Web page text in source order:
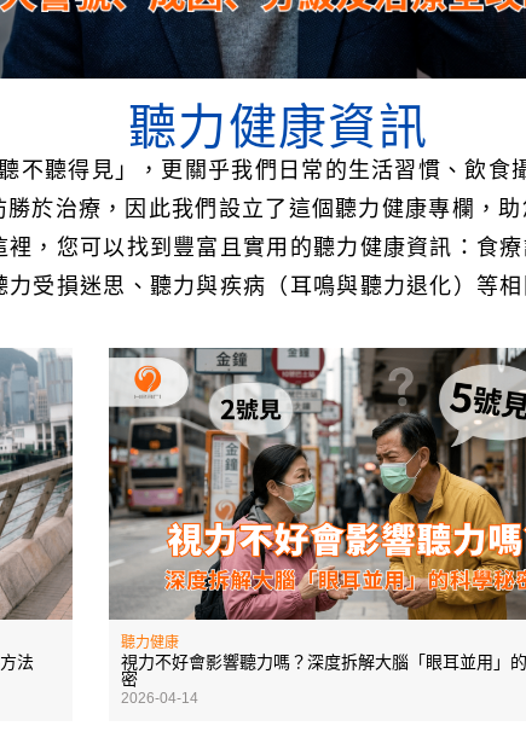
聽力健康資訊
不聽得見」，更關乎我們日常的生活習慣、飲食
於治療，因此我們設立了這個聽力健康專欄，助
裡，您可以找到豐富且實用的聽力健康資訊：食療
力受損迷思、聽力與疾病（耳鳴與聽力退化）等相
法
聽力健康
視力不好會影響聽力嗎？深度拆解大腦「眼耳並用」
密
2026-04-14